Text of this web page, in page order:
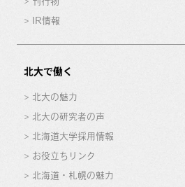
IR情報
北大で働く
北大の魅力
北大の研究者の声
北海道大学採用情報
お役立ちリンク
北海道・札幌の魅力